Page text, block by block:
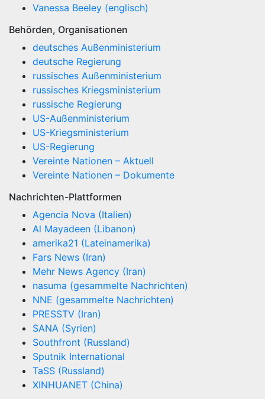
Vanessa Beeley (englisch)
Behörden, Organisationen
deutsches Außenministerium
deutsche Regierung
russisches Außenministerium
russisches Kriegsministerium
russische Regierung
US-Außenministerium
US-Kriegsministerium
US-Regierung
Vereinte Nationen – Aktuell
Vereinte Nationen – Dokumente
Nachrichten-Plattformen
Agencia Nova (Italien)
Al Mayadeen (Libanon)
amerika21 (Lateinamerika)
Fars News (Iran)
Mehr News Agency (Iran)
nasuma (gesammelte Nachrichten)
NNE (gesammelte Nachrichten)
PRESSTV (Iran)
SANA (Syrien)
Southfront (Russland)
Sputnik International
TaSS (Russland)
XINHUANET (China)